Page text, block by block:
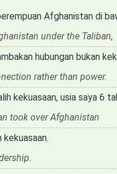
Afghanistan di
under the Taliban,
hubungan bukan
rather than power.
kekuasaan, usia saya 6
took over Afghanistan